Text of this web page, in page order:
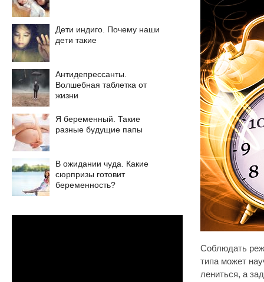
Дети индиго. Почему наши
дети такие
Антидепрессанты.
Волшебная таблетка от
жизни
Я беременный. Такие
разные будущие папы
В ожидании чуда. Какие
сюрпризы готовит
беременность?
Cоблюдать
типа может
лениться, а